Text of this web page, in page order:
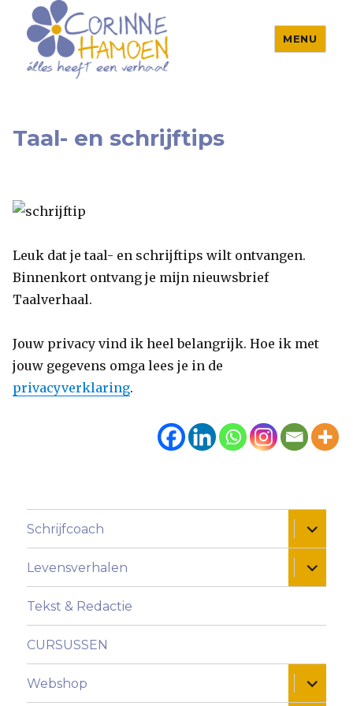
MENU
Taal- en schrijftips
Leuk dat je taal- en schrijftips wilt ontvangen.
Binnenkort ontvang je mijn nieuwsbrief
Taalverhaal.
Jouw privacy vind ik heel belangrijk. Hoe ik met
jouw gegevens omga lees je in de
privacyverklaring.
Schrijfcoach Alles
Levensverhalen Alles
Tekst & Redactie
CURSUSSEN
Webshop Alles